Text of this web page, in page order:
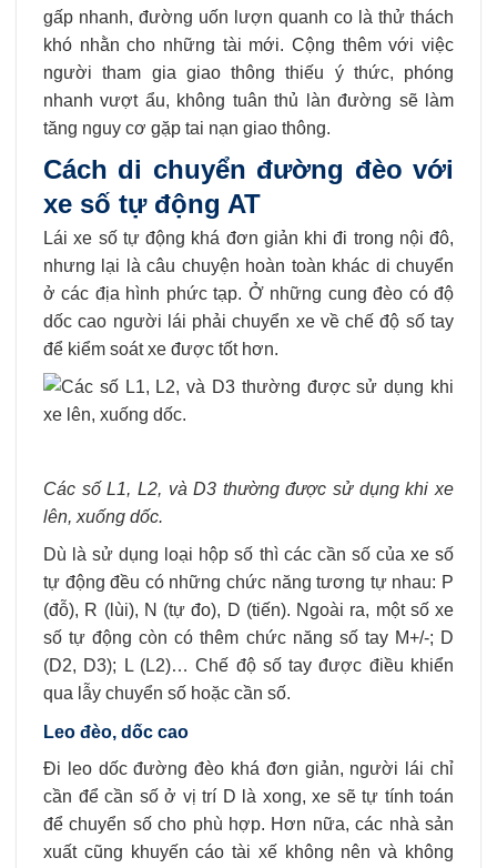
gấp nhanh, đường uốn lượn quanh co là thử thách
khó nhằn cho những tài mới. Cộng thêm với việc
người tham gia giao thông thiếu ý thức, phóng
nhanh vượt ẩu, không tuân thủ làn đường sẽ làm
tăng nguy cơ gặp tai nạn giao thông.
Cách di chuyển đường đèo với
xe số tự động AT
Lái xe số tự động khá đơn giản khi đi trong nội đô,
nhưng lại là câu chuyện hoàn toàn khác di chuyển
ở các địa hình phức tạp. Ở những cung đèo có độ
dốc cao người lái phải chuyển xe về chế độ số tay
để kiểm soát xe được tốt hơn.
Các số L1, L2, và D3 thường được sử dụng khi xe
lên, xuống dốc.
Dù là sử dụng loại hộp số thì các cần số của xe số
tự động đều có những chức năng tương tự nhau: P
(đỗ), R (lùi), N (tự đo), D (tiến). Ngoài ra, một số xe
số tự động còn có thêm chức năng số tay M+/-; D
(D2, D3); L (L2)… Chế độ số tay được điều khiển
qua lẫy chuyển số hoặc cần số.
Leo đèo, dốc cao
Đi leo dốc đường đèo khá đơn giản, người lái chỉ
cần để cần số ở vị trí D là xong, xe sẽ tự tính toán
để chuyển số cho phù hợp. Hơn nữa, các nhà sản
xuất cũng khuyến cáo tài xế không nên và không